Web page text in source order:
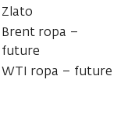
Zlato
Brent ropa –
future
WTI ropa – future